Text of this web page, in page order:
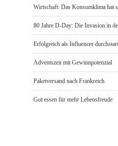
Wirtschaft: Das Konsumklima hat
80 Jahre D-Day: Die Invasion in
Erfolgreich als Influencer
Adventszeit mit Gewinnpotenzial
Paketversand nach Frankreich
Gut essen für mehr Lebensfreude